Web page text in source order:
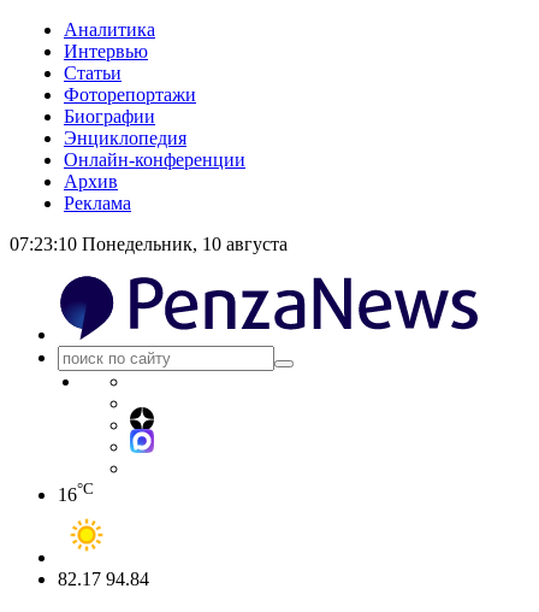
Аналитика
Интервью
Статьи
Фоторепортажи
Биографии
Энциклопедия
Онлайн-конференции
Архив
Реклама
07:23:10 Понедельник, 10 августа
16°C
82.17 94.84